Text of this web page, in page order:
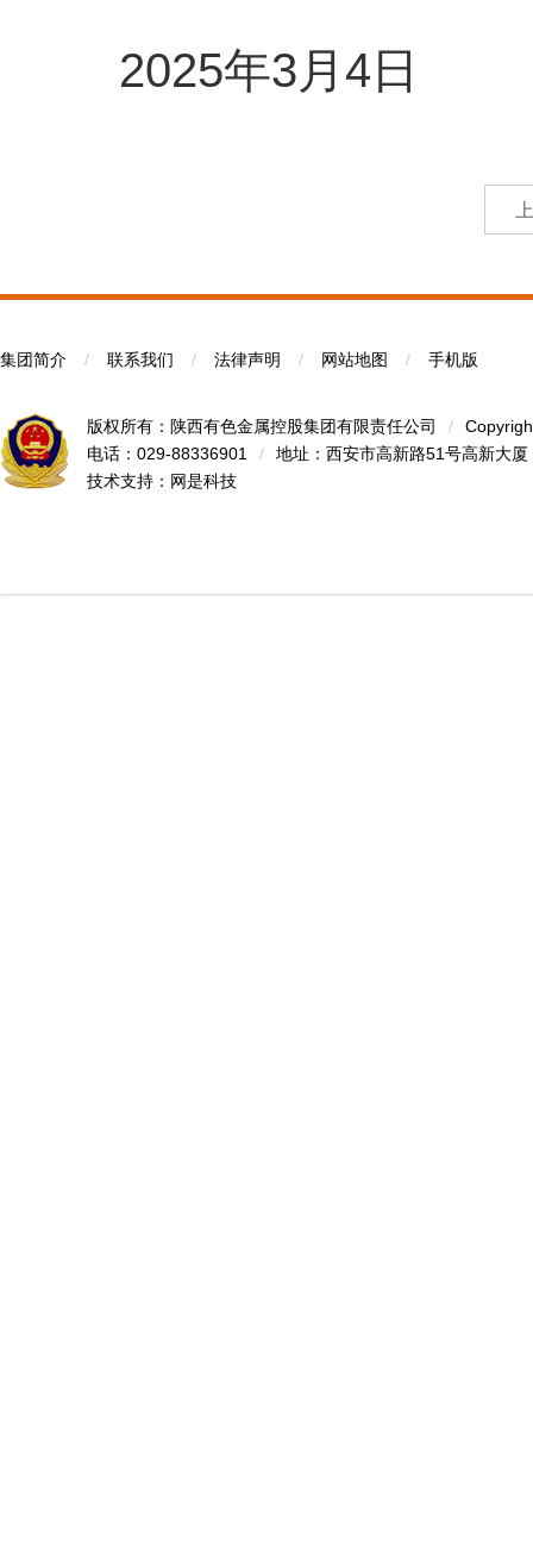
2025年3月4日
集团简介 / 联系我们 / 法律声明 / 网站地图 / 手机版
版权所有：陕西有色金属控股集团有限责任公司 /
电话：029-88336901
/
地址：西安市高新路51号高新大厦
技术支持： 网是科技